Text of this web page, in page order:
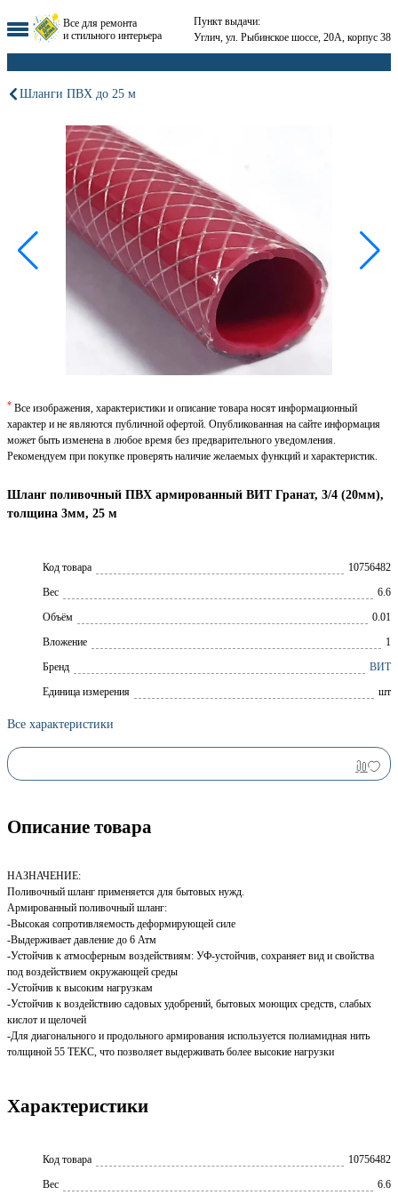
Все для ремонта
и стильного интерьера
Пункт выдачи:
Углич, ул. Рыбинское шоссе, 20А, корпус 38
Шланги ПВХ до 25 м
Шланг поливочный ПВХ армированный ВИТ Гранат, 3/4 (20мм),
толщина 3мм, 25 м
Код товара
10756482
Вес
6.6
Объём
0.01
Вложение
1
Брeнд
ВИТ
Единица измерения
шт
Все характеристики
* Все изображения, характеристики и описание товара носят информационный
характер и не являются публичной офертой. Опубликованная на сайте информация
может быть изменена в любое время без предварительного уведомления.
Рекомендуем при покупке проверять наличие желаемых функций и характеристик.
Описание товара
НАЗНАЧЕНИЕ:
Поливочный шланг применяется для бытовых нужд.
Армированный поливочный шланг:
-Высокая сопротивляемость деформирующей силе
-Выдерживает давление до 6 Атм
-Устойчив к атмосферным воздействиям: УФ-устойчив, сохраняет вид и свойства
под воздействием окружающей среды
-Устойчив к высоким нагрузкам
-Устойчив к воздействию садовых удобрений, бытовых моющих средств, слабых
кислот и щелочей
-Для диагонального и продольного армирования используется полиамидная нить
толщиной 55 ТЕКС, что позволяет выдерживать более высокие нагрузки
Характеристики
Код товара
10756482
Вес
6.6